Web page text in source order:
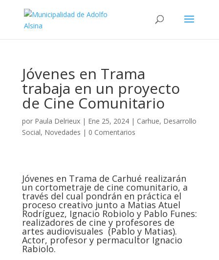
Jóvenes en Trama
trabaja en un proyecto
de Cine Comunitario
por Paula Delrieux| Ene 25, 2024| Carhue, Desarrollo
Social, Novedades | 0 Comentarios
Jóvenes en Trama de Carhué realizarán
un cortometraje de cine comunitario, a
través del cual pondrán en práctica el
proceso creativo junto a Matias Atuel
Rodríguez, Ignacio Robiolo y Pablo Funes:
realizadores de cine y profesores de
artes audiovisuales (Pablo y Matias).
Actor, profesor y permacultor Ignacio
Rabiolo.